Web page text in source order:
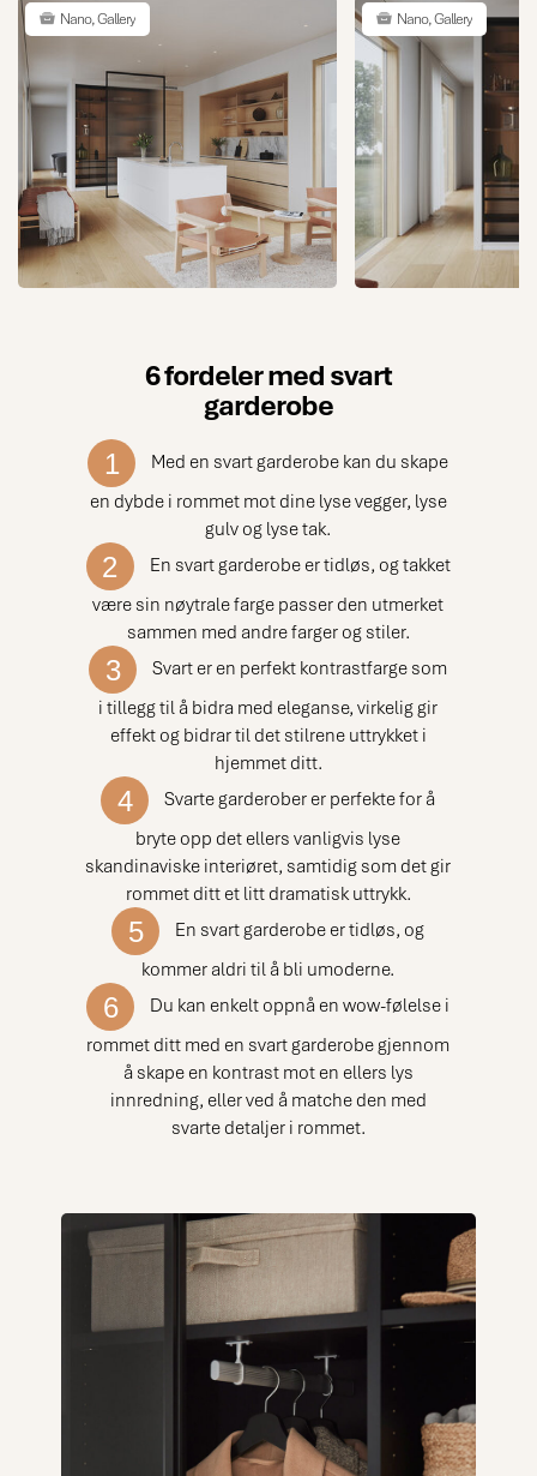
samtidig ditt eget private rom
hvor du kan jobbe uforstyrret.
Det er fullt mulig å kombinere
denne herlige Gallery-serien
med andre skyvedører for å
skape ekstra oppbevaring
langs de andre veggene. Bildet
viser også Showstopper-
skyvedøren og Lounge-skapet
med linjeglass.
Nano, Gallery Nano, Gallery
6 fordeler med svart
garderobe
1
Med en svart garderobe kan du skape
en dybde i rommet mot dine lyse vegger, lyse
gulv og lyse tak.
2
En svart garderobe er tidløs, og takket
være sin nøytrale farge passer den utmerket
sammen med andre farger og stiler.
3
Svart er en perfekt kontrastfarge som
i tillegg til å bidra med eleganse, virkelig gir
effekt og bidrar til det stilrene uttrykket i
hjemmet ditt.
4
Svarte garderober er perfekte for å
bryte opp det ellers vanligvis lyse
skandinaviske interiøret, samtidig som det gir
rommet ditt et litt dramatisk uttrykk.
5
En svart garderobe er tidløs, og
kommer aldri til å bli umoderne.
6
Du kan enkelt oppnå en wow-følelse i
rommet ditt med en svart garderobe gjennom
å skape en kontrast mot en ellers lys
innredning, eller ved å matche den med
svarte detaljer i rommet.